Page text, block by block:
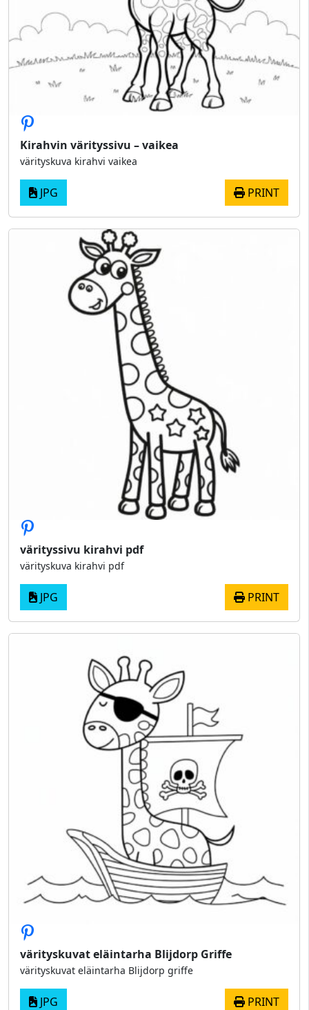
Kirahvin värityssivu – vaikea
värityskuva kirahvi vaikea
JPG PRINT
värityssivu kirahvi pdf
värityskuva kirahvi pdf
JPG PRINT
värityskuvat eläintarha Blijdorp Griffe
värityskuvat eläintarha Blijdorp griffe
JPG PRINT